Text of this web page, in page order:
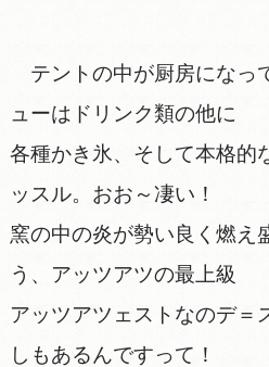
テントの中が厨房になっ
ューはドリンク類の他に
各種かき氷、そして本格的
ッスル。おお～凄い！
窯の中の炎が勢い良く燃え
う、アッツアツの最上級
アッツアツェストなのデ
しもあるんですって！